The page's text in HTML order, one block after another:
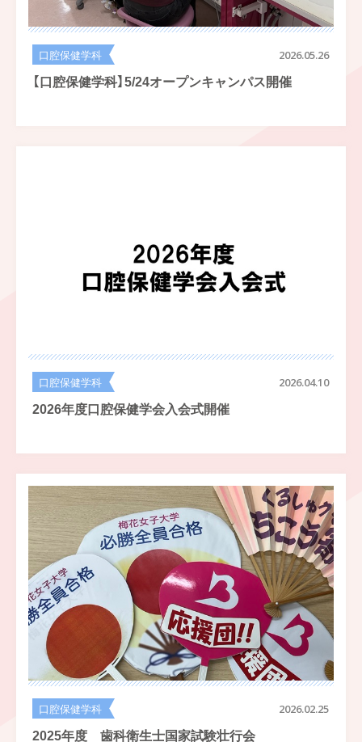
口腔保健学科 2026.05.26
【口腔保健学科】5/24オープンキャンパス開催
口腔保健学科 2026.04.10
2026年度口腔保健学会入会式開催
口腔保健学科 2026.02.25
2025年度 歯科衛生士国家試験壮行会